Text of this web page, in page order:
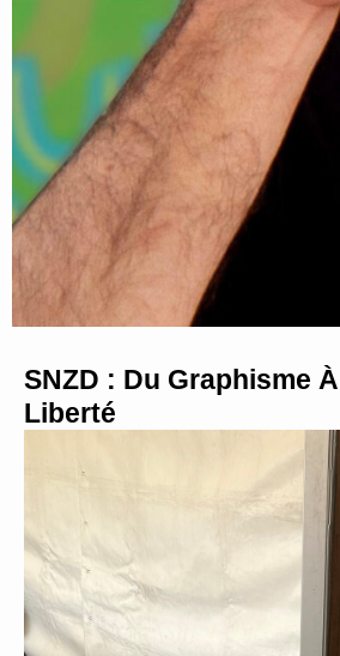
SNZD : Du Graphisme
Liberté